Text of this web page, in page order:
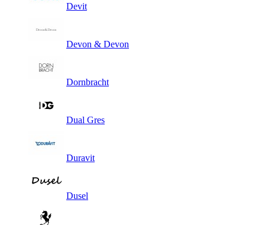
Devit
Devon & Devon
Dornbracht
Dual Gres
Duravit
Dusel